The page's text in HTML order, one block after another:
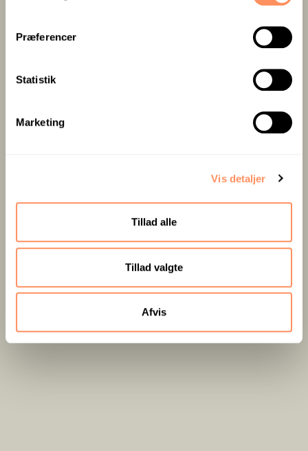
Præferencer
Statistik
Marketing
Vis detaljer
Tillad alle
Tillad valgte
Afvis
magnificent view of the Little Belt.
Please note: the room has a cut-off corner.
Table: 12 people.